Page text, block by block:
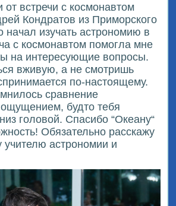
от встречи с космонавтом
Кондратов из Приморского
начал изучать астрономию в
с космонавтом помогла мне
на интересующие вопросы.
вживую, а не смотришь
по-настоящему.
сравнение
будто тебя
головой. Спасибо “Океану“
Обязательно расскажу
учителю астрономии и